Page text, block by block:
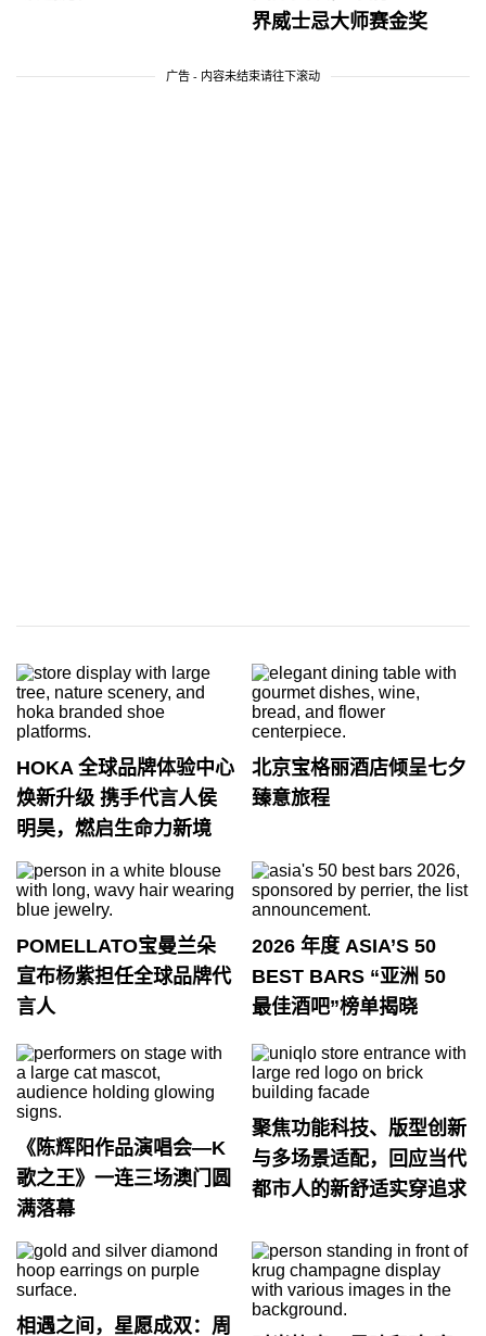
界威士忌大师赛金奖
广告 - 内容未结束请往下滚动
HOKA 全球品牌体验中心
焕新升级 携手代言人侯
明昊，燃启生命力新境
北京宝格丽酒店倾呈七夕
臻意旅程
POMELLATO宝曼兰朵
宣布杨紫担任全球品牌代
言人
2026 年度 ASIA’S 50
BEST BARS “亚洲 50
最佳酒吧”榜单揭晓
《陈辉阳作品演唱会—K
歌之王》一连三场澳门圆
满落幕
聚焦功能科技、版型创新
与多场景适配，回应当代
都市人的新舒适实穿追求
相遇之间，星愿成双：周